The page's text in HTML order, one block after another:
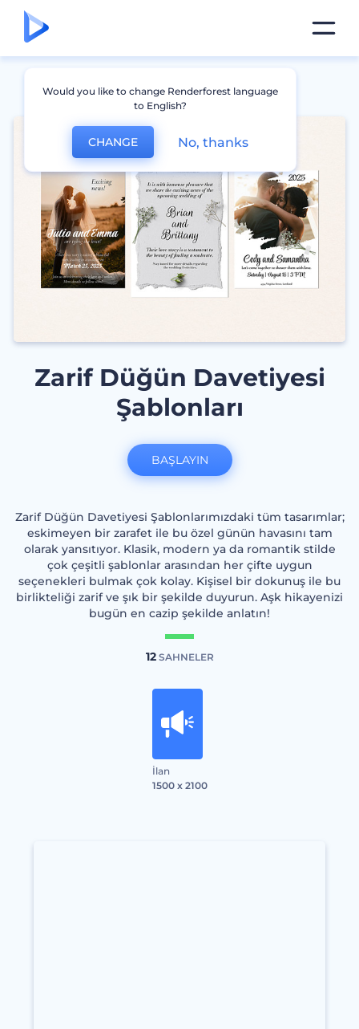
Zarif Düğün Davetiyesi
Şablonları
Zarif Düğün Davetiyesi Şablonlarımızdaki tüm tasarımlar;
eskimeyen bir zarafet ile bu özel günün havasını tam
olarak yansıtıyor. Klasik, modern ya da romantik stilde
çok çeşitli şablonlar arasından her çifte uygun
seçenekleri bulmak çok kolay. Kişisel bir dokunuş ile bu
birlikteliği zarif ve şık bir şekilde duyurun. Aşk hikayenizi
bugün en cazip şekilde anlatın!
12SAHNELER
İlan
1500 x 2100
BAŞLAYIN
Would you like to change Renderforest language
to English?
CHANGE No, thanks